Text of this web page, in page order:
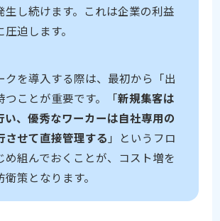
生し続けます。これは企業の利益
迫します。
クを導入する際は、最初から「出
つことが重要です。「新規集客は
い、優秀なワーカーは自社専用の
させて直接管理する 」というフロ
め組んでおくことが、コスト増を
策となります。